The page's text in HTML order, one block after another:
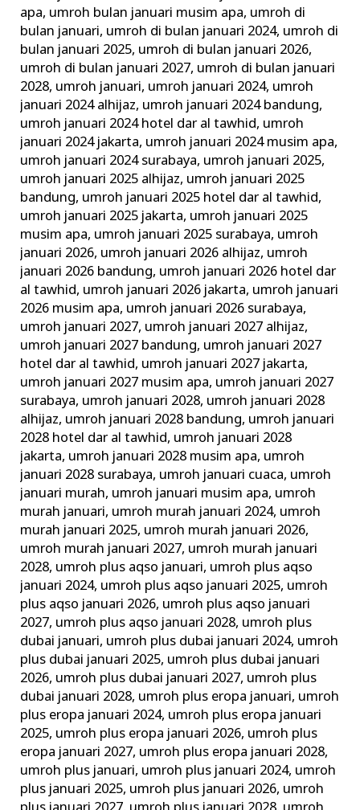
apa, umroh bulan januari musim apa, umroh di
bulan januari, umroh di bulan januari 2024, umroh di
bulan januari 2025, umroh di bulan januari 2026,
umroh di bulan januari 2027, umroh di bulan januari
2028, umroh januari, umroh januari 2024, umroh
januari 2024 alhijaz, umroh januari 2024 bandung,
umroh januari 2024 hotel dar al tawhid, umroh
januari 2024 jakarta, umroh januari 2024 musim apa,
umroh januari 2024 surabaya, umroh januari 2025,
umroh januari 2025 alhijaz, umroh januari 2025
bandung, umroh januari 2025 hotel dar al tawhid,
umroh januari 2025 jakarta, umroh januari 2025
musim apa, umroh januari 2025 surabaya, umroh
januari 2026, umroh januari 2026 alhijaz, umroh
januari 2026 bandung, umroh januari 2026 hotel dar
al tawhid, umroh januari 2026 jakarta, umroh januari
2026 musim apa, umroh januari 2026 surabaya,
umroh januari 2027, umroh januari 2027 alhijaz,
umroh januari 2027 bandung, umroh januari 2027
hotel dar al tawhid, umroh januari 2027 jakarta,
umroh januari 2027 musim apa, umroh januari 2027
surabaya, umroh januari 2028, umroh januari 2028
alhijaz, umroh januari 2028 bandung, umroh januari
2028 hotel dar al tawhid, umroh januari 2028
jakarta, umroh januari 2028 musim apa, umroh
januari 2028 surabaya, umroh januari cuaca, umroh
januari murah, umroh januari musim apa, umroh
murah januari, umroh murah januari 2024, umroh
murah januari 2025, umroh murah januari 2026,
umroh murah januari 2027, umroh murah januari
2028, umroh plus aqso januari, umroh plus aqso
januari 2024, umroh plus aqso januari 2025, umroh
plus aqso januari 2026, umroh plus aqso januari
2027, umroh plus aqso januari 2028, umroh plus
dubai januari, umroh plus dubai januari 2024, umroh
plus dubai januari 2025, umroh plus dubai januari
2026, umroh plus dubai januari 2027, umroh plus
dubai januari 2028, umroh plus eropa januari, umroh
plus eropa januari 2024, umroh plus eropa januari
2025, umroh plus eropa januari 2026, umroh plus
eropa januari 2027, umroh plus eropa januari 2028,
umroh plus januari, umroh plus januari 2024, umroh
plus januari 2025, umroh plus januari 2026, umroh